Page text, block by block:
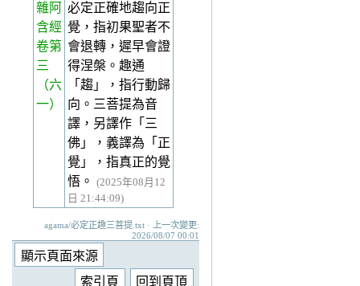
雜阿
含經
卷第
三
（六
一）
必定正確地趨向正
覺，指初果聖者不
會退轉，遲早會證
得涅槃。趣通
「趨」，指行動歸
向。三菩提為音
譯，另譯作「三
佛」，義譯為「正
覺」，指真正的覺
悟。
(2025年08月12
日 21:44:09)
agama/必定正趣三菩提.txt · 上一次變更:
2026/08/07 00:01